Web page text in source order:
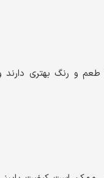
طعم و رنگ بهتری دارند